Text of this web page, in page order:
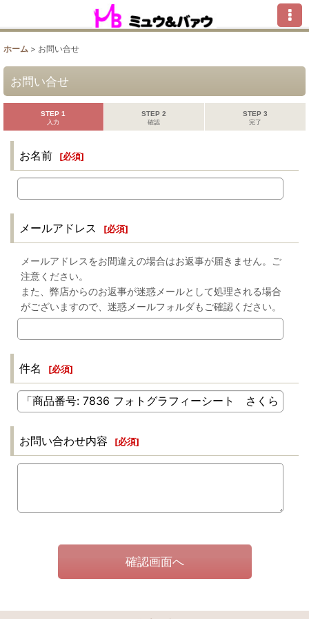
ホーム > お問い合せ
お問い合せ
STEP 1
入力
STEP 2
確認
STEP 3
完了
お名前 [必須]
メールアドレス [必須]
メールアドレスをお間違えの場合はお返事が届きません。ご
注意ください。
また、弊店からのお返事が迷惑メールとして処理される場合
がございますので、迷惑メールフォルダもご確認ください。
件名 [必須]
お問い合わせ内容 [必須]
確認画面へ